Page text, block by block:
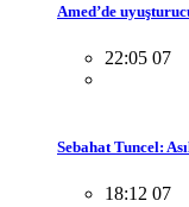
Amed’de
22:05 07
Sebahat Tuncel:
18:12 07